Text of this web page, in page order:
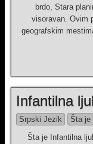
brdo, Stara
visoravan. Ovim
geografskim
Infantilna
Srpski Jezik Šta je
Šta je Infantilna